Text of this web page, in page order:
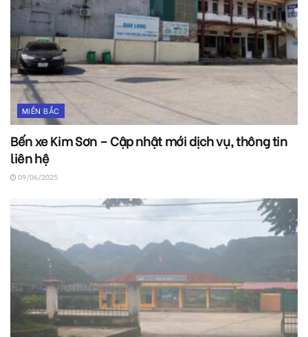
MIỀN BẮC
Bến xe Kim Sơn – Cập nhật mới dịch vụ, thông tin
liên hệ
09/06/2025